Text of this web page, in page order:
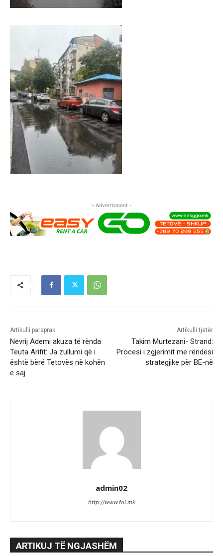
- Advertisment -
Artikulli paraprak
Nevrij Ademi akuza të rënda
Teuta Arifit: Ja zullumi që i
është bërë Tetovës në kohën
e saj
Artikulli tjetër
Takim Murtezani- Strand:
Procesi i zgjerimit me rëndësi
strategjike për BE-në
admin02
http://www.fol.mk
ARTIKUJ TË NGJASHËM